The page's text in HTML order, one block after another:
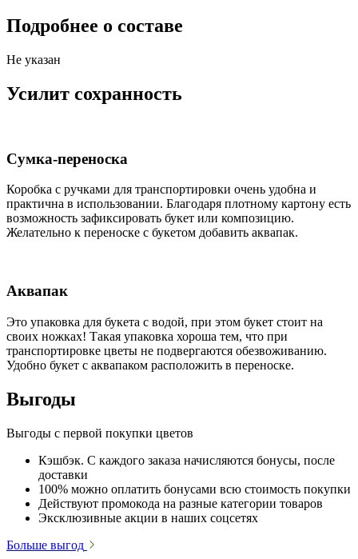
Подробнее о составе
Не указан
Усилит сохранность
Сумка-переноска
Коробка c ручками для транспортировки очень удобна и
практична в использовании. Благодаря плотному картону есть
возможность зафиксировать букет или композицию.
Желательно к переноске с букетом добавить аквапак.
Аквапак
Это упаковка для букета с водой, при этом букет стоит на
своих ножках! Такая упаковка хороша тем, что при
транспортировке цветы не подвергаются обезвоживанию.
Удобно букет с аквапаком расположить в переноске.
Выгоды
Выгоды с первой покупки цветов
Кэшбэк. С каждого заказа начисляются бонусы, после
доставки
100% можно оплатить бонусами всю стоимость покупки
Действуют промокода на разные категории товаров
Эксклюзивные акции в наших соцсетях
Больше выгод